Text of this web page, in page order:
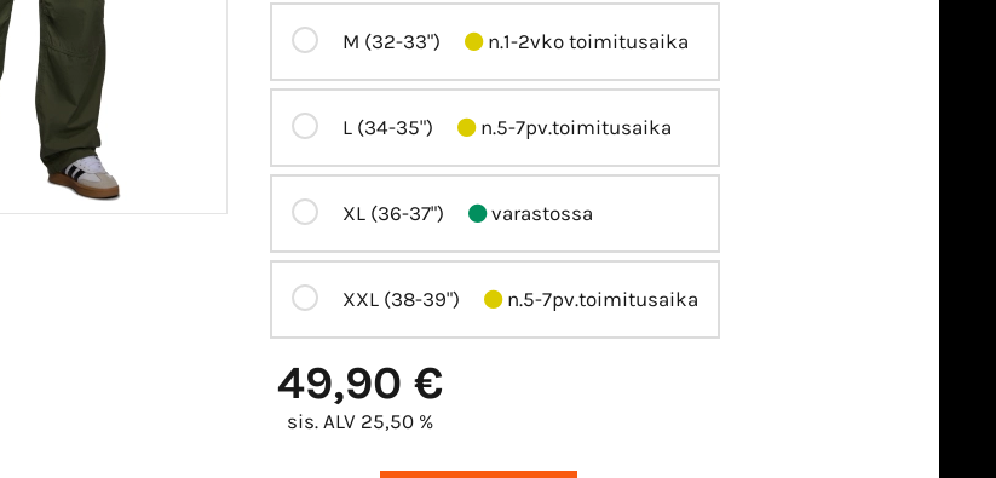
M (32-33") n.1-2vko toimitusaika
L (34-35") n.5-7pv.toimitusaika
XL (36-37") varastossa
XXL (38-39") n.5-7pv.toimitusaika
49,90 €
sis. ALV 25,50 %